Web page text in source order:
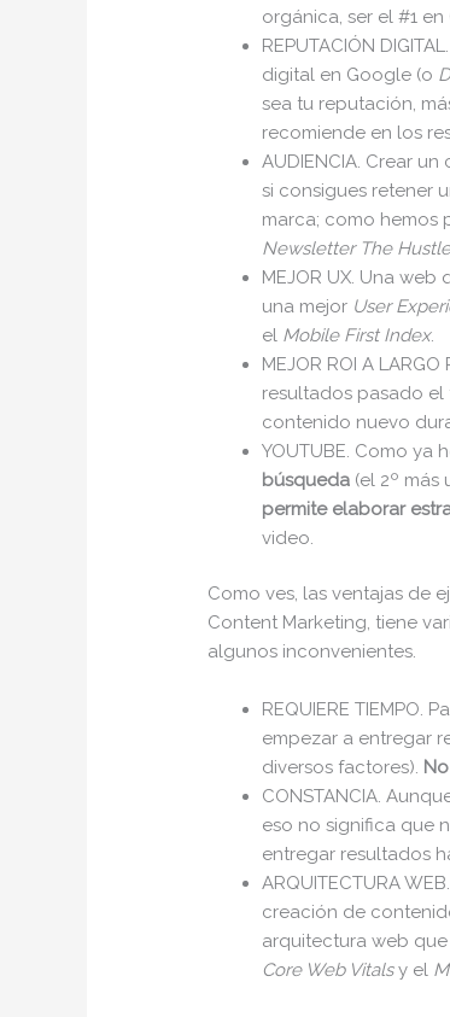
orgánica, ser el #1
REPUTACIÓN
digital en Google (o
sea tu reputación,
recomiende en los
AUDIENCIA. Crear
si consigues retener
marca; como
Newsletter The
MEJOR UX. Una
una mejor User
el Mobile First Index.
MEJOR ROI A
resultados pasado
contenido nuevo
YOUTUBE. Como ya
búsqueda (el 2º
permite elaborar
video.
Como ves, las ventajas de
Content Marketing, tiene
algunos inconvenientes.
REQUIERE TIEMPO.
empezar a entregar
diversos factores).
CONSTANCIA.
eso no significa que
entregar resultados
ARQUITECTURA
creación de
arquitectura web
Core Web Vitalsy el